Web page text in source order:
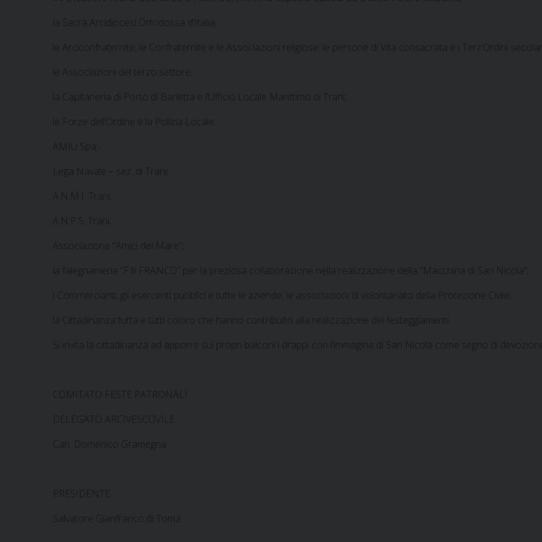
la Sacra Arcidiocesi Ortodossa d’Italia;
le Arciconfraternite, le Confraternite e le Associazioni religiose; le persone di Vita consacrata e i Terz’Ordini
le Associazioni del terzo settore;
la Capitaneria di Porto di Barletta e l’Ufficio Locale Marittimo di Trani;
le Forze dell’Ordine e la Polizia Locale;
AMIU Spa;
Lega Navale – sez. di Trani;
A.N.M.I. Trani;
A.N.P.S. Trani;
Associazione “Amici del Mare”;
la falegnameria “F.lli FRANCO” per la preziosa collaborazione nella realizzazione della “Macchina di San Nicola”;
i Commercianti, gli esercenti pubblici e tutte le aziende; le associazioni di volontariato della Protezione Civile;
la Cittadinanza tutta e tutti coloro che hanno contribuito alla realizzazione dei festeggiamenti.
Si invita la cittadinanza ad apporre sui propri balconi i drappi con l’immagine di San Nicola come segno di
COMITATO FESTE PATRONALI
DELEGATO ARCIVESCOVILE
Can. Domenico Gramegna
PRESIDENTE
Salvatore Gianfranco di Toma